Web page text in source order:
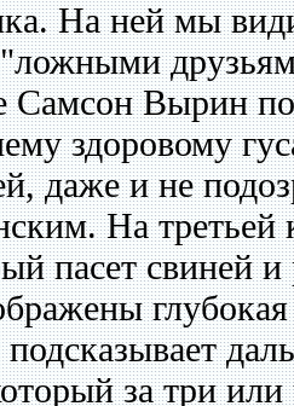
На ней мы
Самсон Вырин
здоровому
даже и не
На третьей
пасет свиней и
за три